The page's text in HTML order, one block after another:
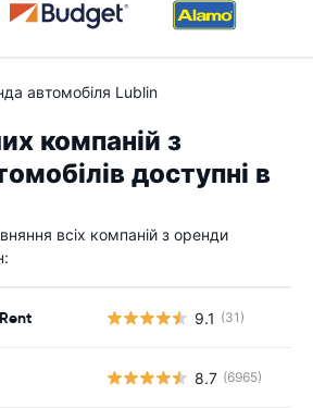
автомобіля Lublin
компаній з
доступні в
всіх компаній з оренди
9.1 (31)
8.7 (6965)